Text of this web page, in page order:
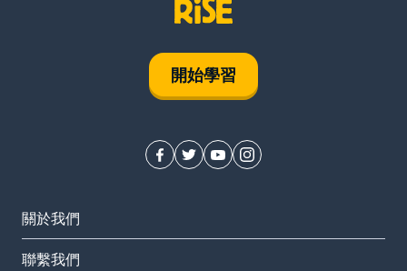
開始學習
關於我們
聯繫我們